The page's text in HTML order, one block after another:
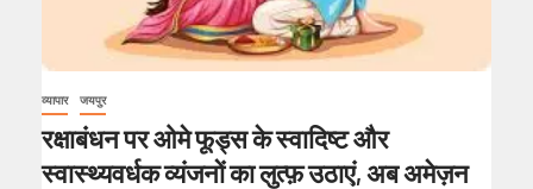
व्यापार जयपुर
रक्षाबंधन पर ओमे फूड्स के स्वादिष्ट और
स्वास्थ्यवर्धक व्यंजनों का लुत्फ़ उठाएं, अब अमेज़न